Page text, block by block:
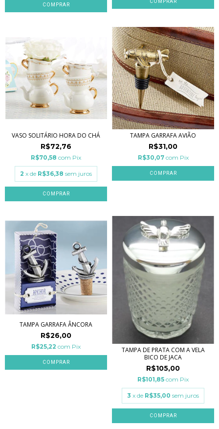
COMPRAR
VASO SOLITÁRIO HORA DO CHÁ
R$72,76
R$70,58 com Pix
2 x de R$36,38 sem juros
TAMPA GARRAFA AVIÃO
R$31,00
R$30,07 com Pix
COMPRAR
TAMPA GARRAFA ÂNCORA
R$26,00
R$25,22 com Pix
TAMPA DE PRATA COM A VELA
BICO DE JACA
R$105,00
R$101,85 com Pix
3 x de R$35,00 sem juros
COMPRAR